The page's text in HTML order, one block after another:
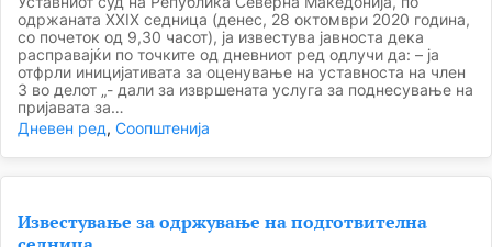
одржаната XХIX седница (денeс, 28 октомври 2020 година,
со почеток од 9,30 часот), ја известува јавноста дека
расправајќи по точките од дневниот ред одлучи да: – ја
отфрли иницијативата за оценување на уставноста на член
3 во делот „- дали за извршената услуга за поднесување на
пријавата за…
Дневен ред, Соопштенија
Известување за одржување на подготвителна